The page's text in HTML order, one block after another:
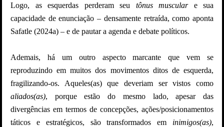
Logo, as esquerdas perderam seu tônus musculare sua
capacidade de enunciação – densamente retraída, como aponta
Safatle (2024a) – e de pautar a agenda e debate políticos.
Ademais, há um outro aspecto marcante que vem se
reproduzindo em muitos dos movimentos ditos de esquerda,
fragilizando-os. Aqueles(as) que deveriam ser vistos como
aliados(as), porque estão do mesmo lado, apesar das
divergências em termos de concepções, ações/posicionamentos
táticos e estratégicos, são transformados em inimigos(as),